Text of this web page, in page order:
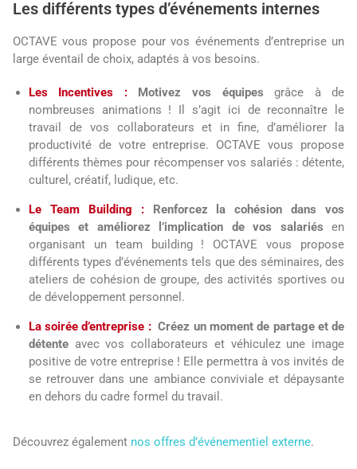
Les différents types d’événements internes
OCTAVE vous propose pour vos événements d’entreprise un
large éventail de choix, adaptés à vos besoins.
Les Incentives : Motivez vos équipes grâce à de
nombreuses animations ! Il s’agit ici de reconnaître le
travail de vos collaborateurs et in fine, d’améliorer la
productivité de votre entreprise. OCTAVE vous propose
différents thèmes pour récompenser vos salariés : détente,
culturel, créatif, ludique, etc.
Le Team Building : Renforcez la cohésion dans vos
équipes et améliorez l’implication de vos salariés en
organisant un team building ! OCTAVE vous propose
différents types d’événements tels que des séminaires, des
ateliers de cohésion de groupe, des activités sportives ou
de développement personnel.
La soirée d’entreprise : Créez un moment de partage et de
détenteavec vos collaborateurs et véhiculez une image
positive de votre entreprise ! Elle permettra à vos invités de
se retrouver dans une ambiance conviviale et dépaysante
en dehors du cadre formel du travail.
Découvrez également nos offres d’événementiel externe.